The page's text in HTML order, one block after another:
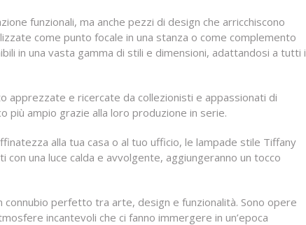
funzionali, ma anche pezzi di design che arricchiscono
come punto focale in una stanza o come complemento
in una vasta gamma di stili e dimensioni, adattandosi a tutti i
apprezzate e ricercate da collezionisti e appassionati di
più ampio grazie alla loro produzione in serie.
alla tua casa o al tuo ufficio, le lampade stile Tiffany
una luce calda e avvolgente, aggiungeranno un tocco
perfetto tra arte, design e funzionalità. Sono opere
incantevoli che ci fanno immergere in un’epoca